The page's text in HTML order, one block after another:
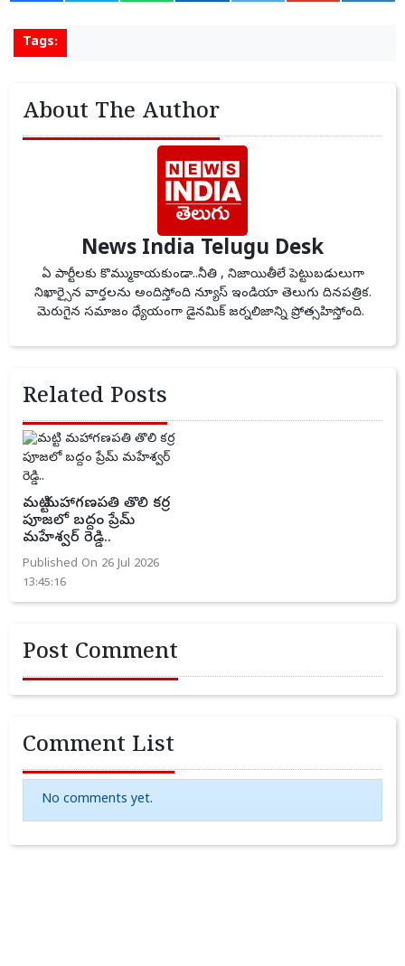
Tags:
About The Author
News India Telugu Desk
ఏ పార్టీలకు కొమ్ముకాయకుండా..నీతి , నిజాయితీలే పెట్టుబడులుగా
నిఖార్సైన వార్తలను అందిస్తోంది న్యూస్ ఇండియా తెలుగు దినపత్రిక.
మెరుగైన సమాజం ధ్యేయంగా డైనమిక్ జర్నలిజాన్ని ప్రోత్సహిస్తోంది.
Related Posts
మట్టి మహాగణపతి తొలి కర్ర
పూజలో బద్దం ప్రేమ్
మహేశ్వర్ రెడ్డి..
Published On 26 Jul 2026
13:45:16
Post Comment
Comment List
No comments yet.